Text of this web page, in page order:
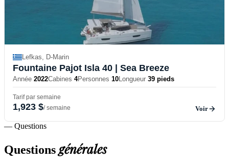
Lefkas, D-Marin
Fountaine Pajot Isla 40 | Sea Breeze
Année 2022Cabines 4Personnes 10Longueur 39 pieds
Tarif par semaine
1,923 $/ semaine Voir
— Questions
Questionsgénérales